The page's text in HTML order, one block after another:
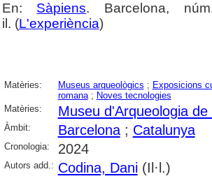
En: Sàpiens. Barcelona,
il. (L'experiència)
Matèries: Museus arqueològics ; Exposicions
romana; Noves tecnologies
Matèries:
Museu d'Arqueologia de
Àmbit: Barcelona; Catalunya
Cronologia: 2024
Autors add.: Codina, Dani(Il·l.)